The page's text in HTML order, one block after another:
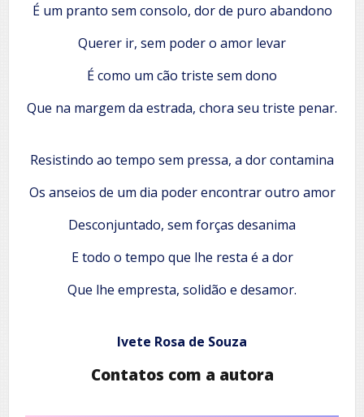
É um pranto sem consolo, dor de puro abandono
Querer ir, sem poder o amor levar
É como um cão triste sem dono
Que na margem da estrada, chora seu triste penar.
Resistindo ao tempo sem pressa, a dor contamina
Os anseios de um dia poder encontrar outro amor
Desconjuntado, sem forças desanima
E todo o tempo que lhe resta é a dor
Que lhe empresta, solidão e desamor.
Ivete Rosa de Souza
Contatos com a autora